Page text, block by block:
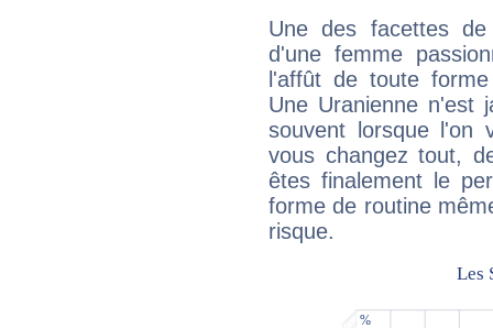
Une des facettes
d'une femme
l'affût de toute
Une Uranienne n'est
souvent lorsque l'on
vous changez tout,
êtes finalement le
forme de routine
risque.